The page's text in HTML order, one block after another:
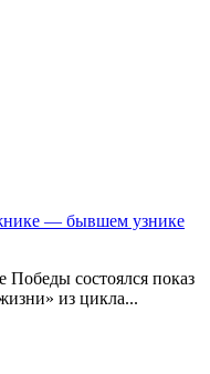
— бывшем узнике
состоялся показ
из цикла...